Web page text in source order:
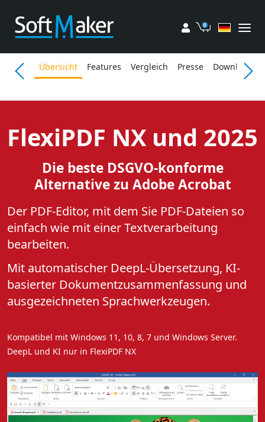
Mein Konto
Übersicht Features Vergleich Presse Download
FlexiPDF NX und 2025
Die beste DSGVO-konforme
Alternative zu Adobe Acrobat
Der PDF-Editor, mit dem Sie PDF-Dateien so
einfach wie mit einer Textverarbeitung
bearbeiten.
Mit automatischer DeepL-Übersetzung, KI-
basierter Dokumentzusammenfassung und
ausgezeichneten Sprachwerkzeugen.
Kompatibel mit Windows 11, 10, 8, 7 und Windows Server.
DeepL und KI nur in FlexiPDF NX